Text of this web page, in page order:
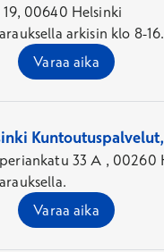
00640 Helsinki
arkisin klo 8-16.
Varaa aika
33 A , 00260
Varaa aika